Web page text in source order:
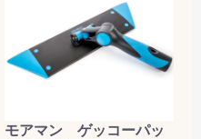
モアマン ゲッコーパッ